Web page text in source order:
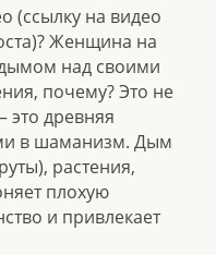
(ссылку на видео
Женщина на
над своими
почему? Это не
древняя
в шаманизм. Дым
растения,
плохую
и привлекает